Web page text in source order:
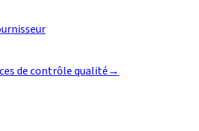
de contrôle qualité→